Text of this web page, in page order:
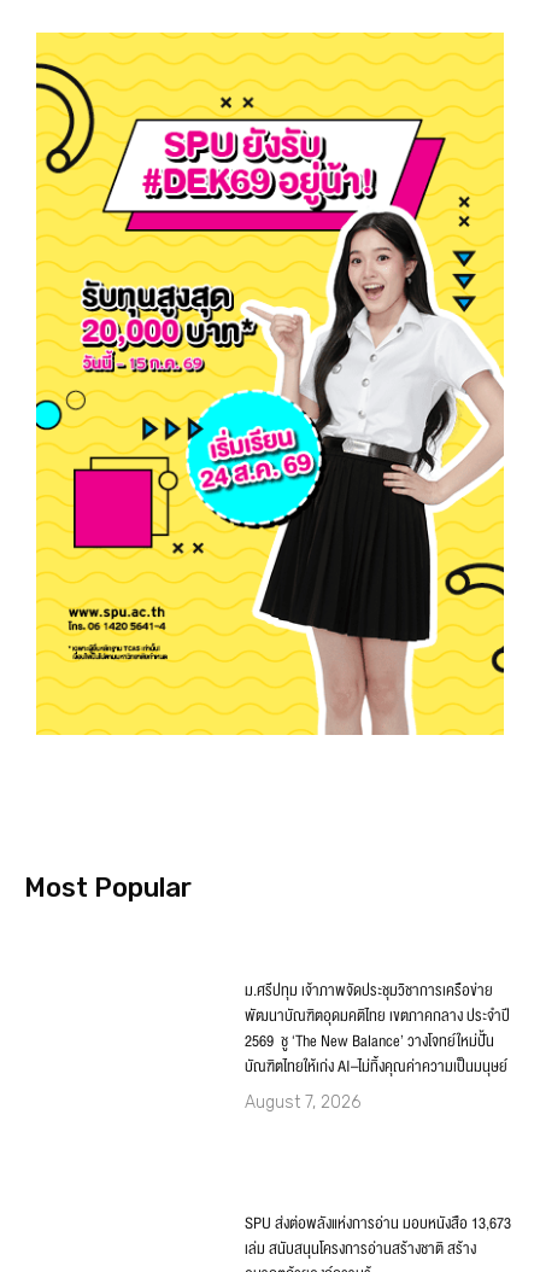
Most Popular
ม.ศรีปทุม เจ้าภาพจัดประชุมวิชาการเครือข่าย
พัฒนาบัณฑิตอุดมคติไทย เขตภาคกลาง ประจำปี
2569 ชู ‘The New Balance’ วางโจทย์ใหม่ปั้น
บัณฑิตไทยให้เก่ง AI–ไม่ทิ้งคุณค่าความเป็นมนุษย์
August 7, 2026
SPU ส่งต่อพลังแห่งการอ่าน มอบหนังสือ 13,673
เล่ม สนับสนุนโครงการอ่านสร้างชาติ สร้าง